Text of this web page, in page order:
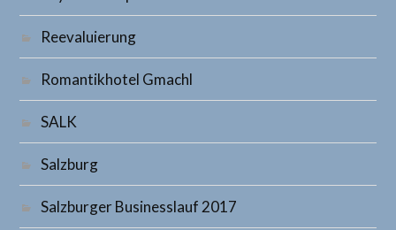
Reevaluierung
Romantikhotel Gmachl
SALK
Salzburg
Salzburger Businesslauf 2017